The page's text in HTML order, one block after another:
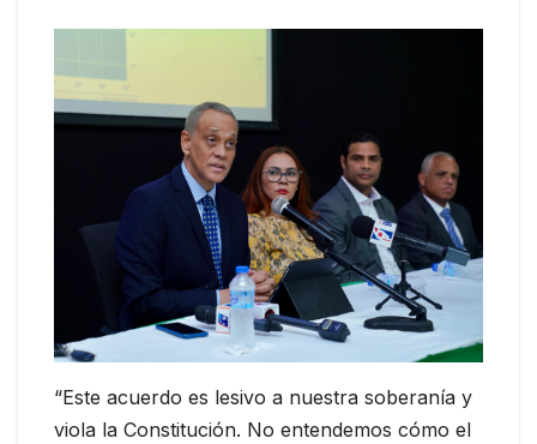
“Este acuerdo es lesivo a nuestra soberanía y
viola la Constitución. No entendemos cómo el